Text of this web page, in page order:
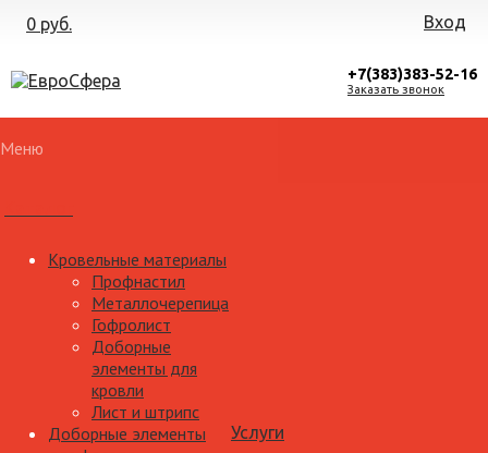
0 руб. Вход
+7(383)383-52-16
Заказать звонок
Меню
Кровельные материалы
Профнастил
Металлочерепица
Гофролист
Доборные
элементы для
кровли
Лист и штрипс
Доборные элементы
Услуги